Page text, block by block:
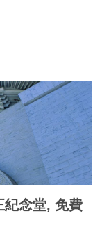
丸、綜合魚丸
基山街絕對是追
紀念堂, 免費